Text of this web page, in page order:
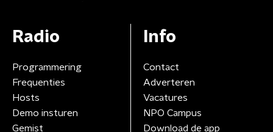
Radio
Programmering
Frequenties
Hosts
Demo insturen
Gemist
Info
Contact
Adverteren
Vacatures
NPO Campus
Download de app